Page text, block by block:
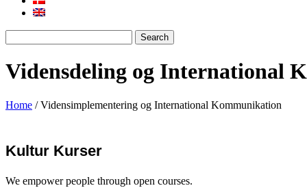
Vidensdeling og International
Home /Vidensimplementering og International Kommunikation
Kultur Kurser
We empower people through open courses.